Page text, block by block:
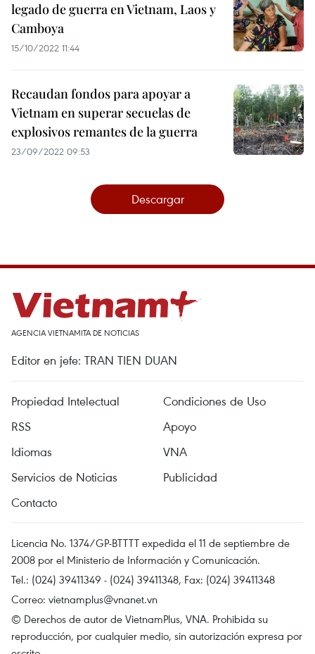
legado de guerra en Vietnam, Laos y
Camboya
15/10/2022 11:44
Recaudan fondos para apoyar a
Vietnam en superar secuelas de
explosivos remantes de la guerra
23/09/2022 09:53
Descargar
AGENCIA VIETNAMITA DE NOTICIAS
Editor en jefe: TRAN TIEN DUAN
Propiedad Intelectual
Condiciones de Uso
RSS
Apoyo
Idiomas
VNA
Servicios de Noticias
Publicidad
Contacto
Licencia No. 1374/GP-BTTTT expedida el 11 de septiembre de
2008 por el Ministerio de Información y Comunicación.
Tel.: (024) 39411349 - (024) 39411348, Fax: (024) 39411348
Correo: vietnamplus@vnanet.vn
© Derechos de autor de VietnamPlus, VNA. Prohibida su
reproducción, por cualquier medio, sin autorización expresa por